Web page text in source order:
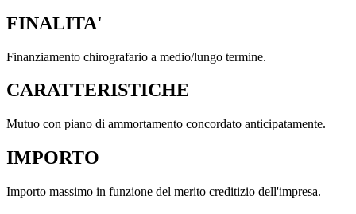
FINALITA'
Finanziamento chirografario a medio/lungo termine.
CARATTERISTICHE
Mutuo con piano di ammortamento concordato anticipatamente.
IMPORTO
Importo massimo in funzione del merito creditizio dell'impresa.